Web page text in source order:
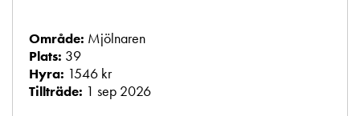
Område: Mjölnaren
Plats: 39
Hyra: 1546 kr
Tillträde: 1 sep 2026